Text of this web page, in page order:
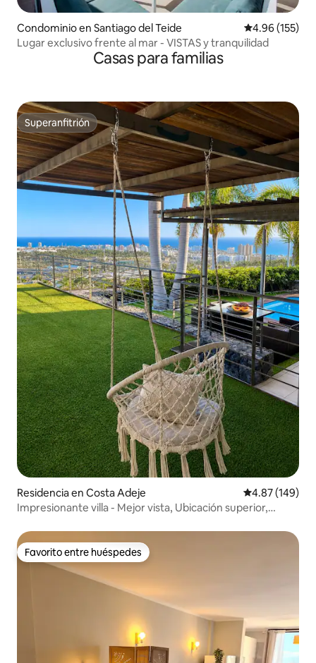
Condominio en Santiago del Teide Calificación
4.96 (155)
Lugar exclusivo frente al mar - VISTAS y tranquilidad
Casas para familias
Superanfitrión
Superanfitrión
Residencia en Costa Adeje Calificación
4.87 (149)
Impresionante villa - Mejor vista, Ubicación superior,
Favorito entre huéspedes
Favorito entre huéspedes